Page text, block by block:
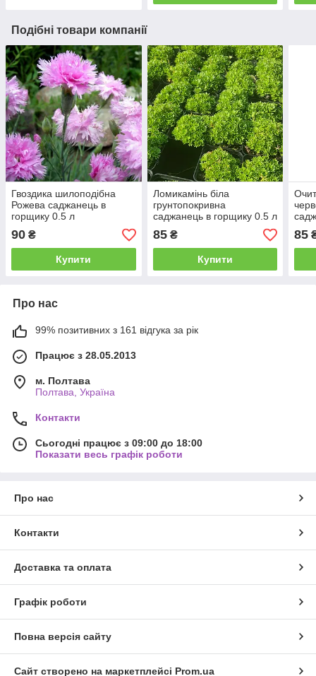
Подібні товари компанії
Гвоздика шилоподібна
Рожева саджанець в
горщику 0.5 л
90 ₴
Купити
Ломикамінь біла
грунтопокривна
саджанець в горщику 0.5 л
85₴
Купити
85
Про нас
99% позитивних з 161 відгука за рік
Працює з 28.05.2013
м. Полтава
Полтава, Україна
Контакти
Сьогодні працює з 09:00 до 18:00
Показати весь графік роботи
Про нас
Контакти
Доставка та оплата
Графік роботи
Повна версія сайту
Сайт створено на маркетплейсі Prom.ua